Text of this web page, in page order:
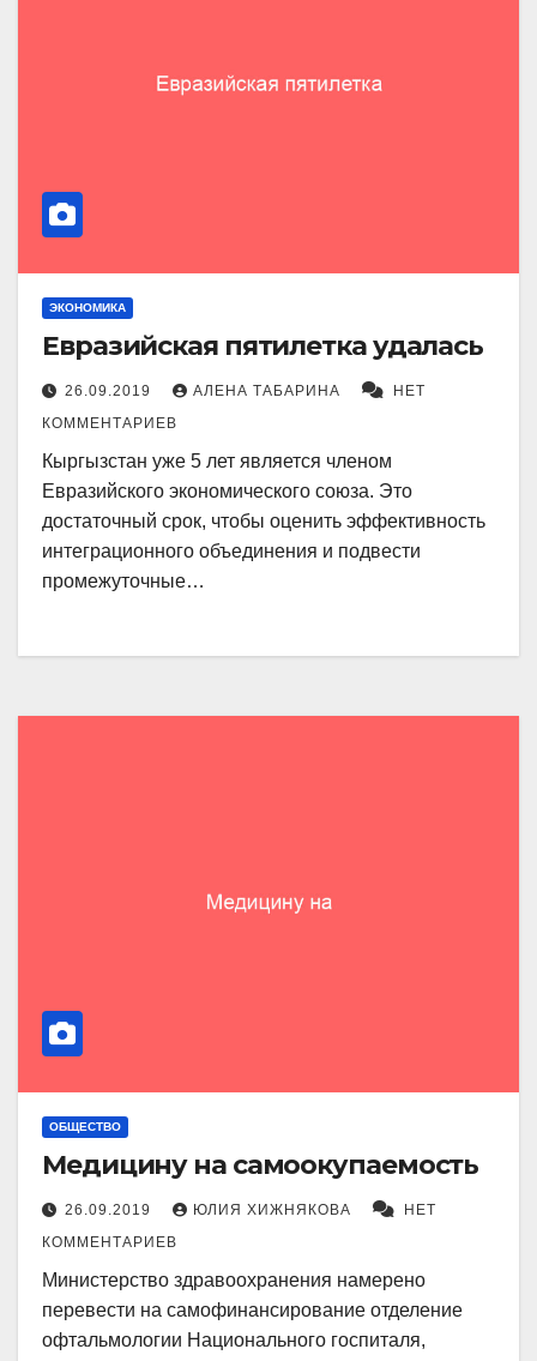
ЭКОНОМИКА
Евразийская пятилетка удалась
26.09.2019 АЛЕНА ТАБАРИНА
НЕТ
КОММЕНТАРИЕВ
Кыргызстан уже 5 лет является членом
Евразийского экономического союза. Это
достаточный срок, чтобы оценить эффективность
интеграционного объединения и подвести
промежуточные…
ОБЩЕСТВО
Медицину на самоокупаемость
26.09.2019 ЮЛИЯ ХИЖНЯКОВА
НЕТ
КОММЕНТАРИЕВ
Министерство здравоохранения намерено
перевести на самофинансирование отделение
офтальмологии Национального госпиталя,